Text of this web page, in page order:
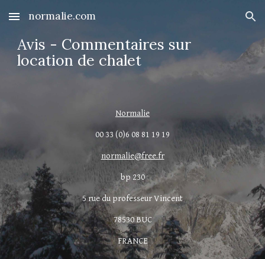
Skip to main content Skip to navigation
normalie.com
Avis - Commentaires sur
location de chalet
Normalie
00 33 (0)6 08 81 19 19
normalie@free.fr
bp 230
5 rue du professeur Vincent
78530 BUC
FRANCE